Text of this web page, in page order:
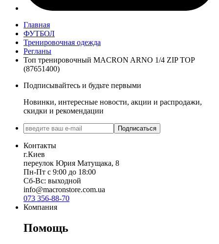
Главная
ФУТБОЛ
Тренировочная одежда
Регланы
Топ тренировочный MACRON ARNO 1/4 ZIP TOP
(87651400)
Подписывайтесь и будьте первыми
Новинки, интересные новости, акции и распродажи,
скидки и рекомендации
Подписаться
Контакты
г.Киев
переулок Юрия Матущака, 8
Пн-Пт с 9:00 до 18:00
Сб-Вс: выходной
info@macronstore.com.ua
073 356-88-70
Компания
Помощь